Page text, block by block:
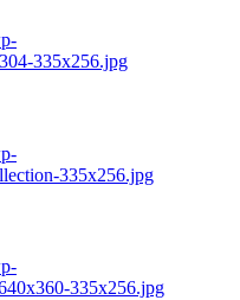
335x256.jpg
335x256.jpg
335x256.jpg